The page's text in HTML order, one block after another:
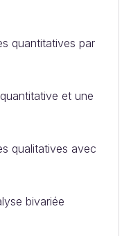
quantitatives par
et une
qualitatives avec
bivariée